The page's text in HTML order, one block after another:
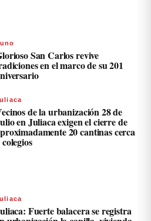
San Carlos revive
en el marco de su 201
de la urbanización 28 de
en Juliaca exigen el cierre de
20 cantinas cerca
Fuerte balacera se registra